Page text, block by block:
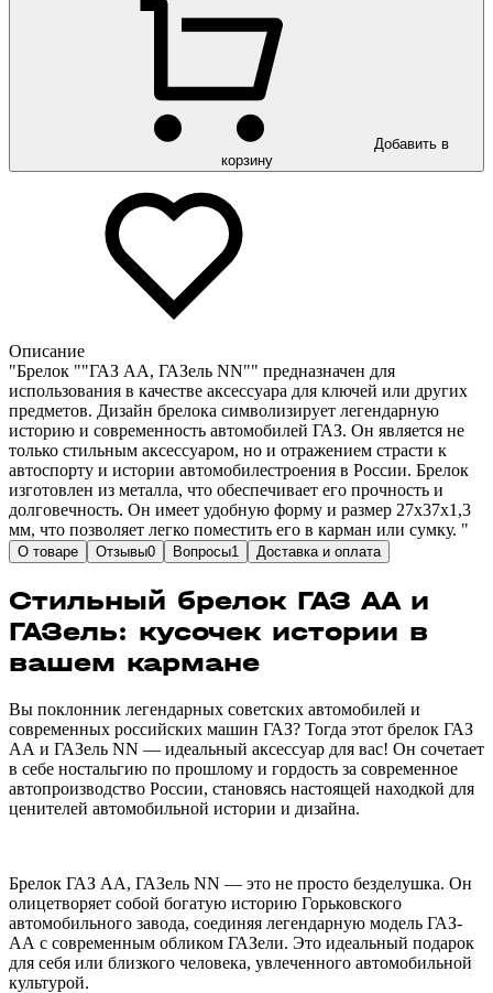
Добавить в
корзину
Описание
"Брелок ""ГАЗ АА, ГАЗель NN"" предназначен для
использования в качестве аксессуара для ключей или других
предметов. Дизайн брелока символизирует легендарную
историю и современность автомобилей ГАЗ. Он является не
только стильным аксессуаром, но и отражением страсти к
автоспорту и истории автомобилестроения в России. Брелок
изготовлен из металла, что обеспечивает его прочность и
долговечность. Он имеет удобную форму и размер 27х37х1,3
мм, что позволяет легко поместить его в карман или сумку. "
О товаре Отзывы0 Вопросы1 Доставка и оплата
Стильный брелок ГАЗ АА и
ГАЗель: кусочек истории в
вашем кармане
Вы поклонник легендарных советских автомобилей и
современных российских машин ГАЗ? Тогда этот брелок ГАЗ
АА и ГАЗель NN — идеальный аксессуар для вас! Он сочетает
в себе ностальгию по прошлому и гордость за современное
автопроизводство России, становясь настоящей находкой для
ценителей автомобильной истории и дизайна.
Брелок ГАЗ АА, ГАЗель NN — это не просто безделушка. Он
олицетворяет собой богатую историю Горьковского
автомобильного завода, соединяя легендарную модель ГАЗ-
АА с современным обликом ГАЗели. Это идеальный подарок
для себя или близкого человека, увлеченного автомобильной
культурой.